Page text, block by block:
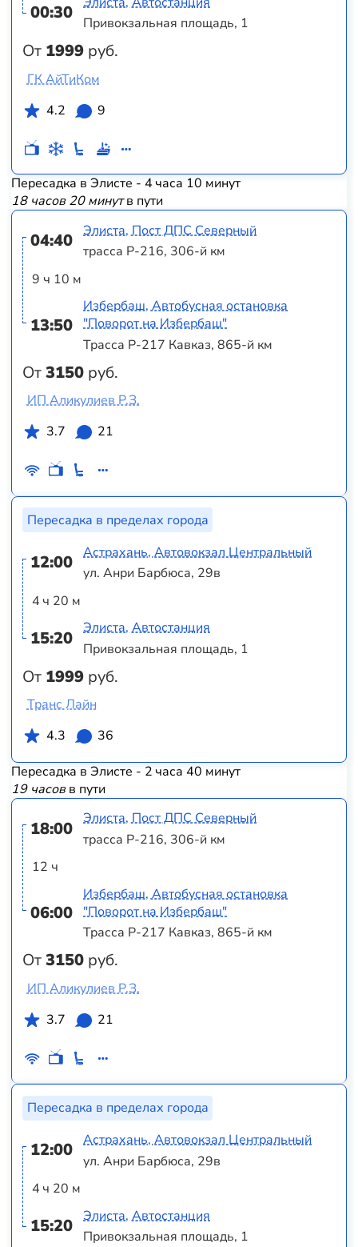
00:30
От 1999 руб.
Привокзальная площадь, 1
ГК АйТиКом
4.2
9
Пересадка в Элисте - 4 часа 10 минут
18 часов 20 минутв пути
04:40
9 ч 10 м
13:50
От3150 руб.
Элиста, Пост ДПС Северный
трасса Р-216, 306-й км
Избербаш, Автобусная остановка
"Поворот на Избербаш"
Трасса Р-217 Кавказ, 865-й км
ИП Аликулиев Р.З.
3.7
21
Пересадка в пределах города
12:00
4 ч 20 м
15:20
От 1999 руб.
Астрахань, Автовокзал Центральный
ул. Анри Барбюса, 29в
Элиста, Автостанция
Привокзальная площадь, 1
Транс Лайн
4.3
36
Пересадка в Элисте - 2 часа 40 минут
19 часовв пути
18:00
12 ч
06:00
От3150 руб.
Элиста, Пост ДПС Северный
трасса Р-216, 306-й км
Избербаш, Автобусная остановка
"Поворот на Избербаш"
Трасса Р-217 Кавказ, 865-й км
ИП Аликулиев Р.З.
3.7
21
Пересадка в пределах города
12:00
4 ч 20 м
15:20
Астрахань, Автовокзал Центральный
ул. Анри Барбюса, 29в
Элиста, Автостанция
Привокзальная площадь, 1